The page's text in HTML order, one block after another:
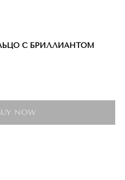
С БРИЛЛИАНТОМ
NOW